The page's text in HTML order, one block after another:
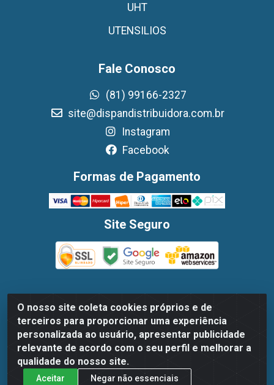
O nosso site coleta cookies próprios e de
terceiros para proporcionar uma experiência
personalizada ao usuário, apresentar publicidade
relevante de acordo com o seu perfil e melhorar a
qualidade do nosso site.
Aceitar Negar não essenciais
UHT
UTENSILIOS
Fale Conosco
(81) 99166-2327
site@dispandistribuidora.com.br
Instagram
Facebook
Formas de Pagamento
Site Seguro
Dispan Distribuidora de Alimentos LTDA - Avenida
Marechal Mascarenhas De Moraes, 1048- Imbiribeira,
Recife/PE - CEP 51.170-000 - CNPJ 30.779.584/0003-78